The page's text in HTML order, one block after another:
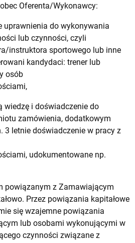
Oferenta/Wykonawcy:
uprawnienia do wykonywania
lub czynności, czyli
instruktora sportowego lub inne
kandydaci: trener lub
osób
wiedzę i doświadczenie do
zamówienia, dodatkowym
3 letnie doświadczenie w pracy z
udokumentowane np.
powiązanym z Zamawiającym
Przez powiązania kapitałowe
się wzajemne powiązania
lub osobami wykonującymi w
czynności związane z